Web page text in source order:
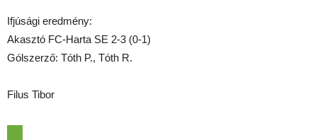
Ifjúsági eredmény:
Akasztó FC-Harta SE 2-3 (0-1)
Gólszerző: Tóth P., Tóth R.
Filus Tibor